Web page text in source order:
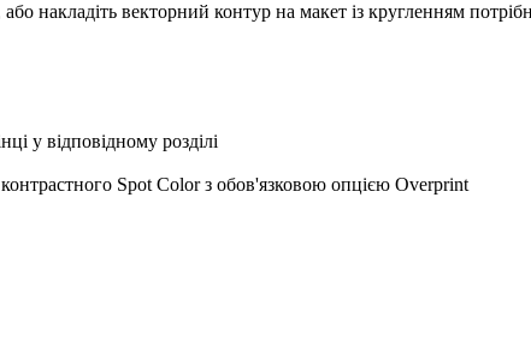
накладіть векторний контур на макет із кругленням
у відповідному розділі
Spot Color з обов'язковою опцією Overprint